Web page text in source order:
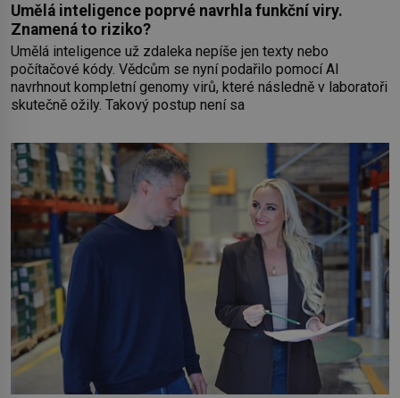
Umělá inteligence poprvé navrhla funkční viry.
Znamená to riziko?
Umělá inteligence už zdaleka nepíše jen texty nebo
počítačové kódy. Vědcům se nyní podařilo pomocí AI
navrhnout kompletní genomy virů, které následně v laboratoři
skutečně ožily. Takový postup není sa